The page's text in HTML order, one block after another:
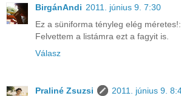
BirgánAndi 2011. június 9. 7:30
Ez a süniforma tényleg elég
Felvettem a listámra ezt a fagyit is.
Válasz
Praliné Zsuzsi
2011. június 9.